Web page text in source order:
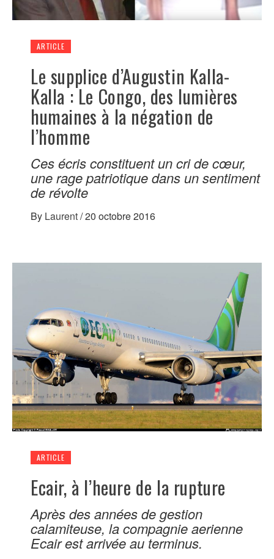
ARTICLE
Le supplice d’Augustin Kalla-
Kalla : Le Congo, des lumières
humaines à la négation de
l’homme
Ces écris constituent un cri de cœur,
une rage patriotique dans un sentiment
de révolte
By Laurent/20 octobre 2016
ARTICLE
Ecair, à l’heure de la rupture
Après des années de gestion
calamiteuse, la compagnie aerienne
Ecair est arrivée au terminus.